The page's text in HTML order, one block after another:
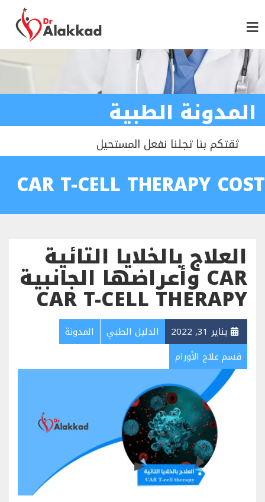
المدونة الطبية
ثقتكم بنا تجلنا نفعل المستحيل
CAR T-CELL THERAPY COST
العلاج بالخلايا التائية
CAR وأعراضها الجانبية
CAR T-CELL THERAPY
يناير 31, 2022 الدليل الطبي
المدونة
قسم علاج الأورام